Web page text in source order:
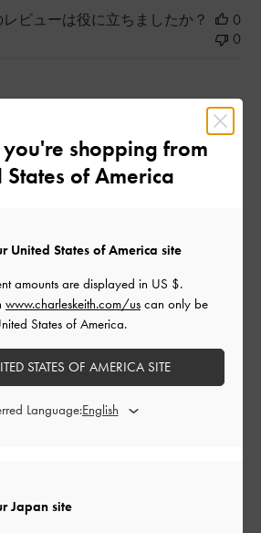
レビューは役に立ちましたか？
0
0
だった
さい割に中身結構入るので重宝してま
ズ以外） |カラー: グレー系
とても良かった
2024-11-01
you're shopping from
States of America
Japan site
United States of America site
amounts are displayed in US $.
www.charleskeith.com/us can only be
States of America.
STATES OF AMERICA SITE
Language: